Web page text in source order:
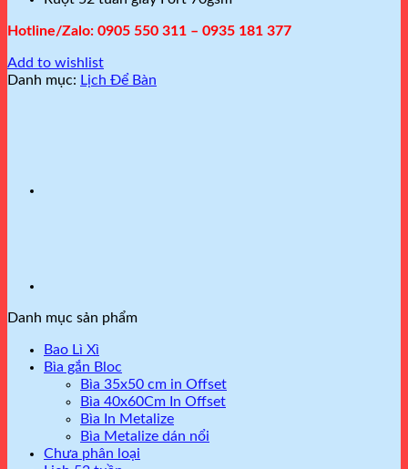
Hotline/Zalo: 0905 550 311 – 0935 181 377
Add to wishlist
Danh mục: Lịch Để Bàn
Danh mục sản phẩm
Bao Lì Xì
Bìa gắn Bloc
Bìa 35x50 cm in Offset
Bìa 40x60Cm In Offset
Bìa In Metalize
Bìa Metalize dán nổi
Chưa phân loại